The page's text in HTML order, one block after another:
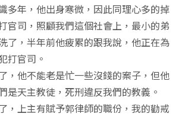
年，他出身寒微，因此同理心多的掉
官司，照顧我們這個社會上，最小的弟
了，半年前他疲累的跟我說，他正在為
打官司。
他不能老是忙一些沒錢的案子，但他
是天主教徒，死刑違反我們的教義。
上主有賦予郭律師的職份，我的勸戒